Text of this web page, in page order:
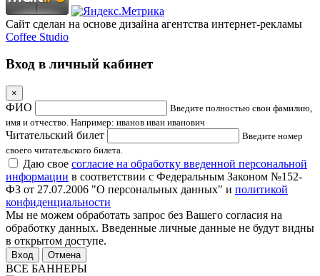
Сайт сделан на основе дизайна агентства интернет-рекламы
Coffee Studio
Вход в личный кабинет
×
ФИО
Введите полностью свои фамилию,
имя и отчество. Например: иванов иван иванович
Читательский билет
Введите номер
своего читательского билета.
Даю свое согласие на обработку введенной персональной
информации в соответствии с Федеральным Законом №152-
ФЗ от 27.07.2006 "О персональных данных" и политикой
конфиденциальности
Мы не можем обработать запрос без Вашего согласия на
обработку данных. Введенные личные данные не будут видны
в открытом доступе.
Отмена
ВСЕ БАННЕРЫ